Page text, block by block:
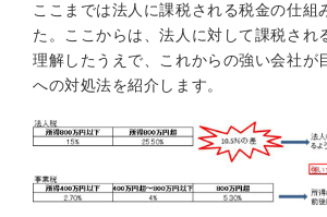
ここまでは法人に課税される税金の仕組
た。ここからは、法人に対して課税され
理解したうえで、これからの強い会社が
への対処法を紹介します。